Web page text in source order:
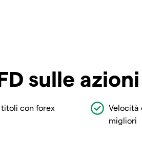
sulle
con forex
Velocità
migliori